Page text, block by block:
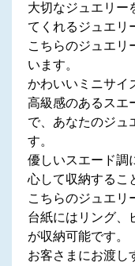
大切なジュエリー
てくれるジュエリ
こちらのジュエリ
います。
かわいいミニサイ
高級感のあるスエ
で、あなたのジュ
す。
優しいスエード調
心して収納するこ
こちらのジュエリ
台紙にはリング、
が収納可能です。
お客さまにお渡し